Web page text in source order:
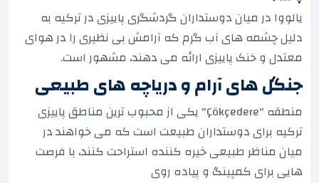
یالووا در میان دوستداران گردشگری پاییزی در ترکیه به
دلیل چشمه های آب گرم که آرامش بی نظیری را در هوای
معتدل و خنک پاییزی ارائه می دهند، مشهور است.
جنگل های آرام و دریاچه های طبیعی
منطقه "Çökçedere" یکی از محبوب ترین مناطق پاییزی
ترکیه برای دوستداران طبیعت است که می خواهند در
میان مناظر طبیعی خیره کننده استراحت کنند، با فرصت
هایی برای کمپینگ و پیاده روی